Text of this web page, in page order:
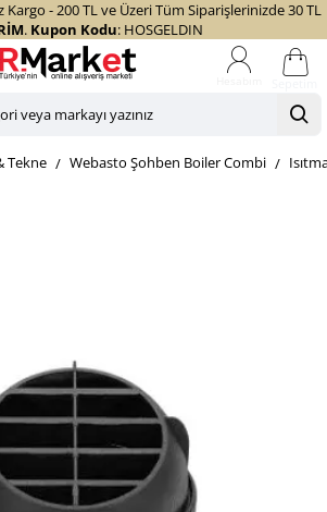
Kargo - 200 TL ve Üzeri Tüm Siparişlerinizde 30 TL
. Kupon Kodu: HOSGELDIN
Tekne Webasto Şohben Boiler Combi